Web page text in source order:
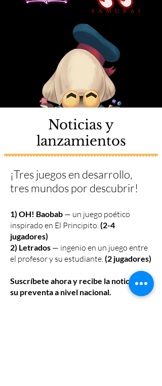
Noticias y
lanzamientos
¡Tres juegos en desarrollo,
tres mundos por descubrir!
1) OH! Baobab — un juego poético
inspirado en El Principito.(2-4
jugadores)
2) Letrados — ingenio en un juego entre
el profesor y su estudiante.(2 jugadores)
Suscríbete ahora y recibe la noticia de
su preventa a nivel nacional.